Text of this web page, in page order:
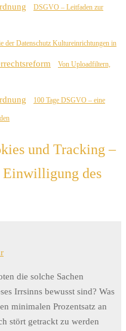
DSGVO – Leitfaden zur
der Datenschutz Kultureinrichtungen in
Von Uploadfiltern,
100 Tage DSGVO – eine
und Tracking –
des
die solche Sachen
Irrsinns bewusst sind? Was
minimalen Prozentsatz an
stört getrackt zu werden